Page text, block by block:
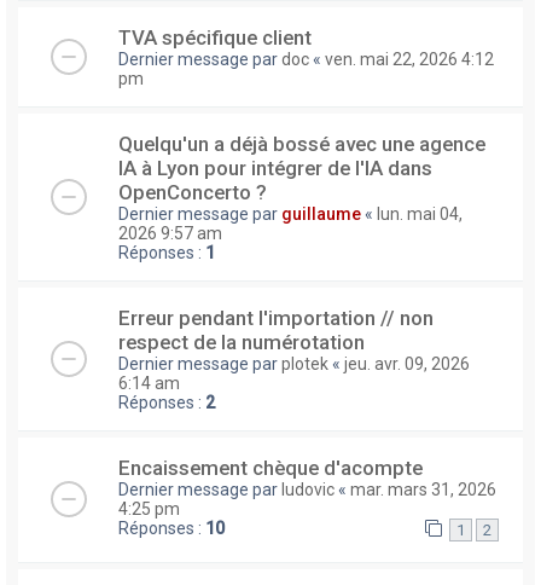
TVA spécifique client
Dernier message pardoc « ven. mai 22, 2026 4:12
pm
Quelqu'un a déjà bossé avec une agence
IA à Lyon pour intégrer de l'IA dans
OpenConcerto ?
Dernier message par guillaume « lun. mai 04,
2026 9:57 am
Réponses : 1
Erreur pendant l'importation // non
respect de la numérotation
Dernier message parplotek « jeu. avr. 09, 2026
6:14 am
Réponses : 2
Encaissement chèque d'acompte
Dernier message par ludovic « mar. mars 31, 2026
4:25 pm
Réponses : 10 1 2